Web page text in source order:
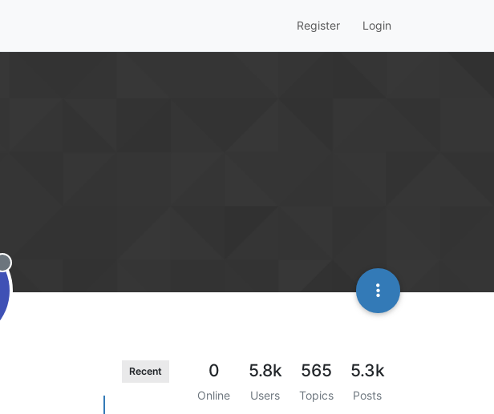
Register Login
Offline
Recent 0
Online
5.8k
Users
565
Topics
5.3k
Posts